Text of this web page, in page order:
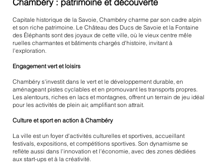
Capitale historique de la Savoie, Chambéry charme par son cadre alpin
et son riche patrimoine. Le Château des Ducs de Savoie et la Fontaine
des Éléphants sont des joyaux de cette ville, où le vieux centre mêle
ruelles charmantes et bâtiments chargés d'histoire, invitant à
l'exploration.
Engagement vert et loisirs
Chambéry s'investit dans le vert et le développement durable, en
aménageant pistes cyclables et en promouvant les transports propres.
Les alentours, riches en lacs et montagnes, offrent un terrain de jeu idéal
pour les activités de plein air, amplifiant son attrait.
Culture et sport en action à Chambéry
La ville est un foyer d'activités culturelles et sportives, accueillant
festivals, expositions, et compétitions sportives. Son dynamisme se
reflète aussi dans l'innovation et l'économie, avec des zones dédiées
aux start-ups et à la créativité.